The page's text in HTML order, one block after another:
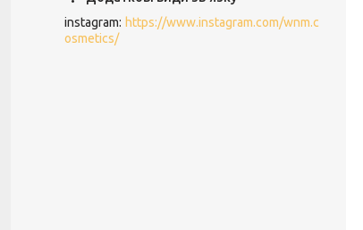
instagram
https://www.instagram.com/wnm.c
osmetics/